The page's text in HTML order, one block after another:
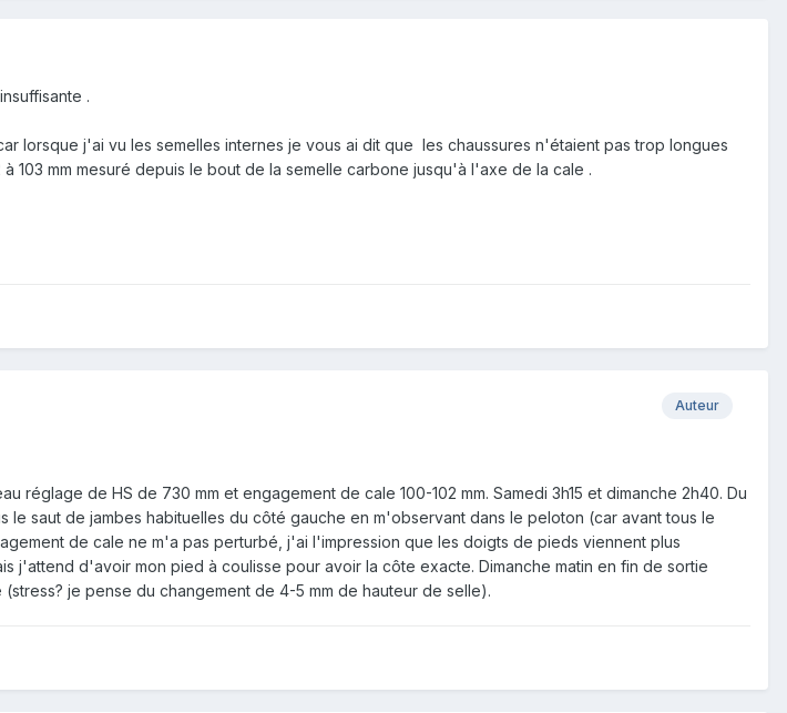
.
lorsque j'ai vu les semelles internes je vous ai dit que les chaussures n'étaient pas trop longues
mm mesuré depuis le bout de la semelle carbone jusqu'à l'axe de la cale .
Auteur
de HS de 730 mm et engagement de cale 100-102 mm. Samedi 3h15 et dimanche 2h40. Du
saut de jambes habituelles du côté gauche en m'observant dans le peloton (car avant tous le
de cale ne m'a pas perturbé, j'ai l'impression que les doigts de pieds viennent plus
j'attend d'avoir mon pied à coulisse pour avoir la côte exacte. Dimanche matin en fin de sortie
je pense du changement de 4-5 mm de hauteur de selle).